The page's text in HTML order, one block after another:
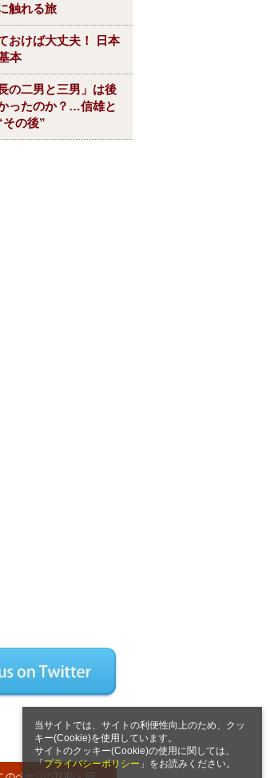
当サイトでは、サイトの利便性向上のため、クッ
キー(Cookie)を使用しています。
サイトのクッキー(Cookie)の使用に関しては、
「プライバシーポリシー 」をお読みください。
触れる旅
おけば大丈夫！ 日本
本
の二男と三男」は後
ったのか？…信雄と
の後”